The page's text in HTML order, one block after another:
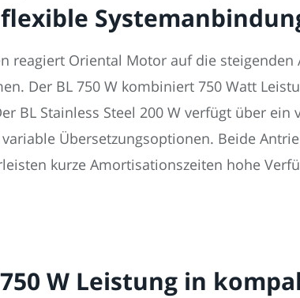
reagiert Oriental Motor auf die
Der BL 750 W kombiniert 750 Watt
BL Stainless Steel 200 W verfügt über ein
Übersetzungsoptionen. Beide
kurze Amortisationszeiten hohe
W Leistung in